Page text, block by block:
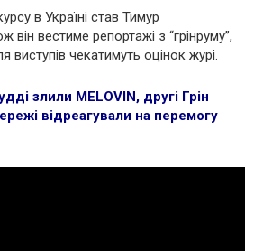
в Україні став Тимур
він вестиме репортажі з “грінруму”,
виступів чекатимуть оцінок журі.
злили MELOVIN, другі Грін
відреагували на перемогу